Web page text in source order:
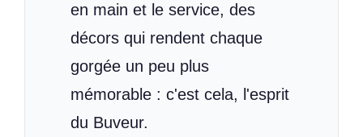
en main et le service, des
décors qui rendent chaque
gorgée un peu plus
mémorable : c'est cela, l'esprit
du Buveur.